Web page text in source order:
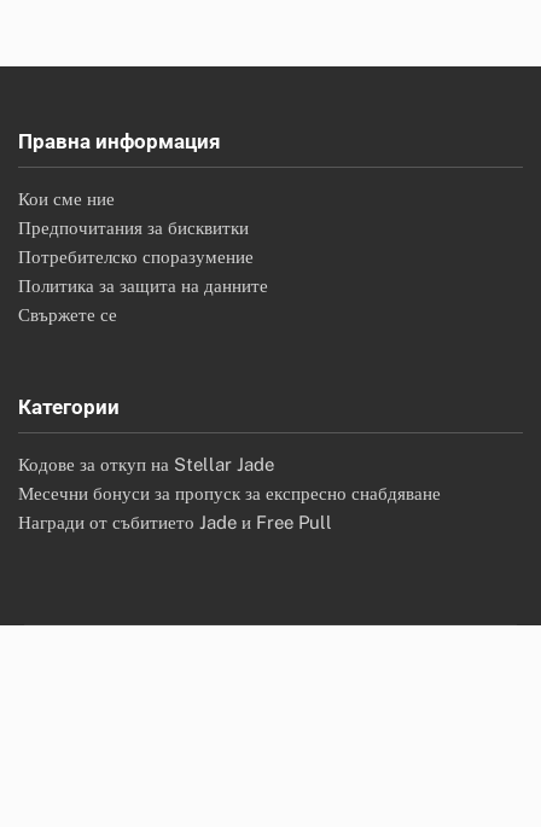
Правна информация
Кои сме ние
Предпочитания за бисквитки
Потребителско споразумение
Политика за защита на данните
Свържете се
Категории
Кодове за откуп на Stellar Jade
Месечни бонуси за пропуск за експресно снабдяване
Награди от събитието Jade и Free Pull